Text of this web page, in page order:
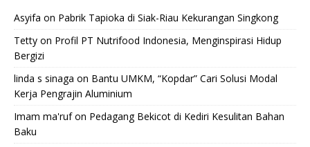
Asyifa on Pabrik Tapioka di Siak-Riau Kekurangan Singkong
Tetty on Profil PT Nutrifood Indonesia, Menginspirasi Hidup
Bergizi
linda s sinaga on Bantu UMKM, “Kopdar” Cari Solusi Modal
Kerja Pengrajin Aluminium
Imam ma'rufon Pedagang Bekicot di Kediri Kesulitan Bahan
Baku